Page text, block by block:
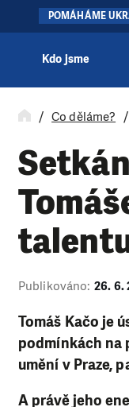
POMÁHÁME
Kdo jsme
Co děláme?
Publikováno: 26. 6.
Tomáš Kačo je
podmínkách na
umění v Praze,
A právě jeho